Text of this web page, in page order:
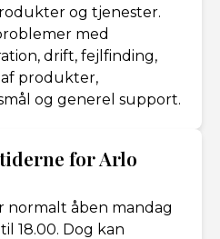
og tjenester.
med
drift, fejlfinding,
produkter,
og generel support.
for Arlo
normalt åben mandag
18.00. Dog kan